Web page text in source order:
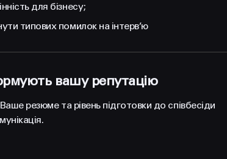
для бізнесу;
типових помилок на інтерв’ю
вашу репутацію
резюме та рівень підготовки до співбесіди